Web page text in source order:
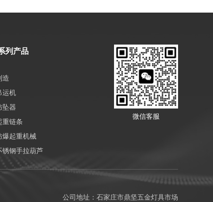
列产品
造
运机
坠器
重链条
爆起重机械
锈钢手拉葫芦
微信客服
公司地址：石家庄市鼎坚五金灯具市场